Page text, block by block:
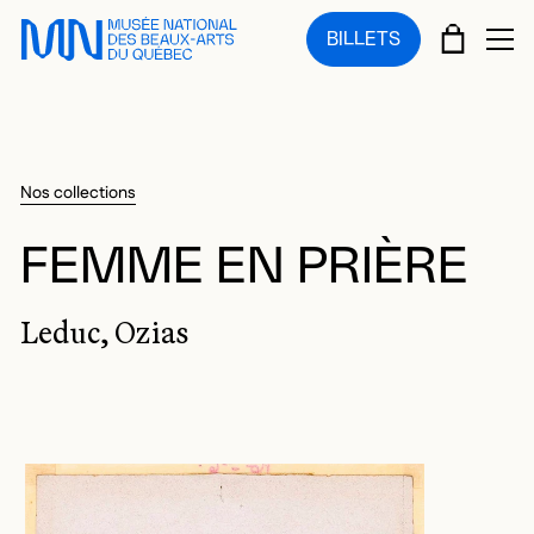
Sauter au menu principal
Sauter au contenu principal
Sauter au pied de page
BILLETS PANIER
Nos collections
FEMME EN PRIÈRE
Leduc, Ozias